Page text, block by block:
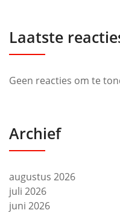
Laatste
Geen reacties om te
Archief
augustus 2026
juli 2026
juni 2026